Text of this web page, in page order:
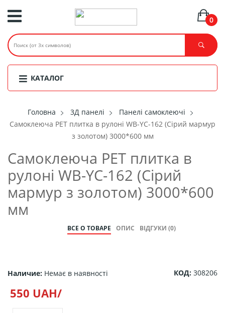
0
КАТАЛОГ
Головнa 3Д панелі
Панелі самоклеючі
Самоклеюча PET плитка в рулоні WB-YC-162 (Сірий мармур
з золотом) 3000*600 мм
Самоклеюча PET плитка в
рулоні WB-YC-162 (Сірий
мармур з золотом) 3000*600
мм
ВСЕ О ТОВАРЕ ОПИС ВІДГУКИ (0)
Наличие: Немає в наявності КОД: 308206
550 UAH/